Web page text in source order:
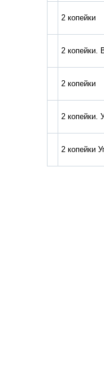
2 копейки
2 копейки.
2 копейки
2 копейки.
2 копейки